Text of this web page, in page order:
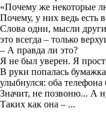
«Почему же некоторые
Почему, у них ведь есть
Слова одни, мысли
это всегда – только
– А правда ли это?
Я не был уверен. Я
В руки попалась
улыбнулся: оба
Значит, не позвоню... А
Таких как она – ...